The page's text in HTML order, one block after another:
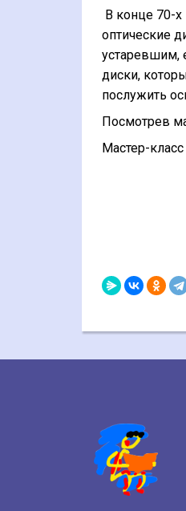
В конце 70-
оптические
устаревшим,
диски,
послужить
Посмотрев
Мастер-